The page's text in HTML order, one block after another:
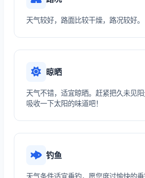
天气较好，路面比较干燥，路况较好。
晾晒
天气不错，适宜晾晒。赶紧把久未见
吸收一下太阳的味道吧！
钓鱼
天气条件适宜垂钓，愿您度过愉快的垂